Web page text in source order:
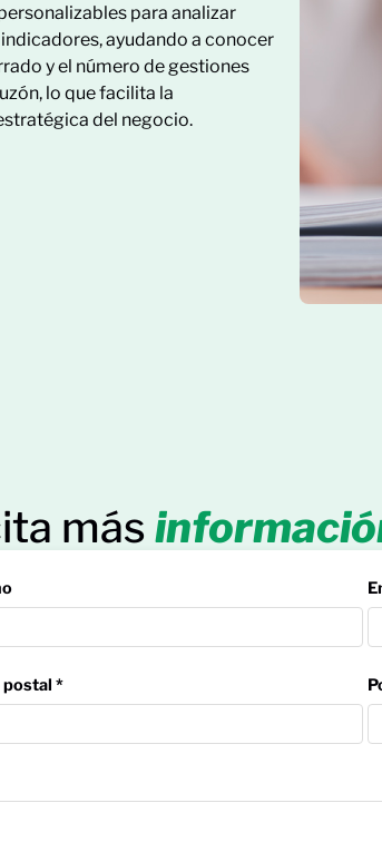
para analizar
ayudando a conocer
y el número de gestiones
lo que facilita la
del negocio.
más
postal *